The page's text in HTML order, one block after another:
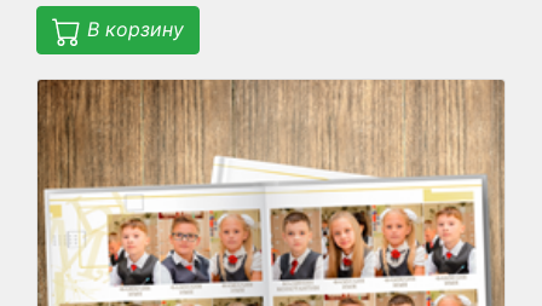
В корзину